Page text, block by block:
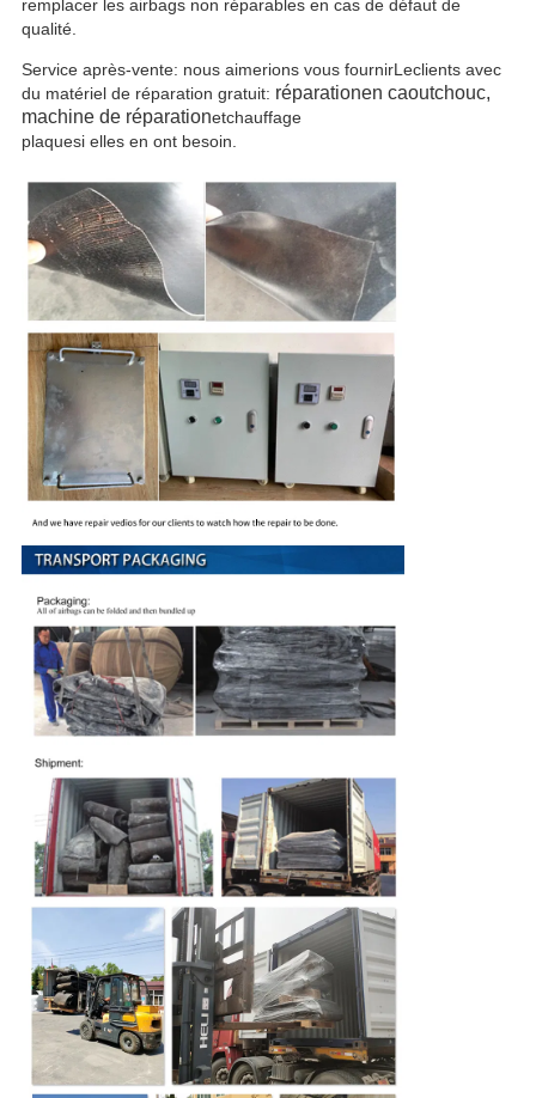
remplacer les airbags non réparables en cas de défaut de
qualité.
Service après-vente: nous aimerions vous fournirLeclients avec
du matériel de réparation gratuit: réparationen caoutchouc,
machine de réparationetchauffage
plaquesi elles en ont besoin.